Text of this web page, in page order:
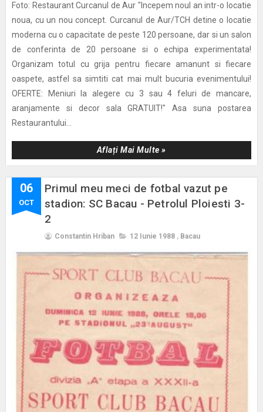
Foto: Restaurant Curcanul de Aur "Incepem noul an intr-o locatie
noua, cu un nou concept. Curcanul de Aur/TCH detine o locatie
moderna cu o capacitate de peste 120 persoane, dar si un salon
de conferinta de 20 persoane si o echipa experimentata!
Organizam totul cu grija pentru fiecare amanunt si fiecare
oaspete, astfel sa simtiti cat mai mult bucuria evenimentului!
OFERTE: Meniuri la alegere cu 3 sau 4 feluri de mancare,
aranjamente si decor sala GRATUIT!" Asa suna postarea
Restaurantului...
Aflați Mai Multe »
06
OCT
Primul meu meci de fotbal vazut pe
stadion: SC Bacau - Petrolul Ploiesti 3-
2
Constantin Hriban 12 Iunie 1988 , Bacau